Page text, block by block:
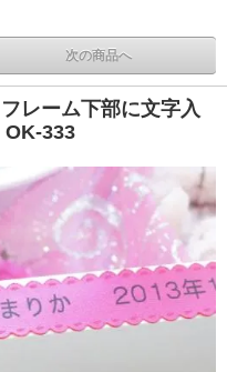
次の商品へ
レーム下部に文字入
333